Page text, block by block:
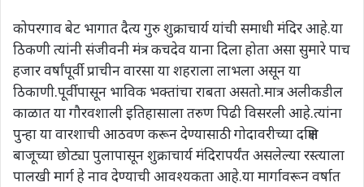
कोपरगाव बेट भागात दैत्य गुरु शुक्राचार्य यांची समाधी मंदिर आहे.या
ठिकणी त्यांनी संजीवनी मंत्र कचदेव याना दिला होता असा सुमारे पाच
हजार वर्षांपूर्वी प्राचीन वारसा या शहराला लाभला असून या
ठिकाणी.पूर्वीपासून भाविक भक्तांचा राबता असतो.मात्र अलीकडील
काळात या गौरवशाली इतिहासाला तरुण पिढी विसरली आहे.त्यांना
पुन्हा या वारशाची आठवण करून देण्यासाठी गोदावरीच्या दक्षिण
बाजूच्या छोट्या पुलापासून शुक्राचार्य मंदिरापर्यंत असलेल्या रस्त्याला
पालखी मार्ग हे नाव देण्याची आवश्यकता आहे.या मार्गावरून वर्षात